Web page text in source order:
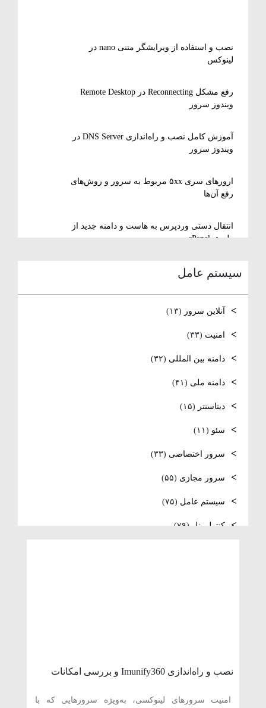
نصب و استفاده از ویرایشگر متنی nano در
لینوکس
رفع مشکل Reconnecting در Remote Desktop
ویندوز سرور
آموزش کامل نصب و راه‌اندازی DNS Server در
ویندوز سرور
ارورهای سری ۵xx مربوط به سرور و روش‌های
رفع آن‌ها
انتقال دستی وردپرس به هاست و دامنه جدید از
طریق cPanel
Windows Server
سیستم عامل
آنلاین سرور (۱۳)
امنیت (۳۳)
دامنه بین المللی (۳۲)
دامنه ملی (۴۱)
دیتاسنتر (۱۵)
سئو (۱۱)
سرور اختصاصی (۳۳)
سرور مجازی (۵۵)
سیستم عامل (۷۵)
کنترل پنل (۷۹)
ویدئو آموزشی (۱۵) نصب و راه‌اندازی Imunify360 و بررسی امکانات
امنیتی آن در سی‌پنل
امنیت سرورهای لینوکسی، به‌ویژه سرورهایی که با